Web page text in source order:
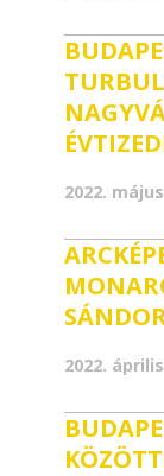
2022.
2022.